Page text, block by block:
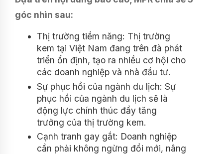
góc nhìn sau:
Thị trường tiềm năng: Thị trường
kem tại Việt Nam đang trên đà phát
triển ổn định, tạo ra nhiều cơ hội cho
các doanh nghiệp và nhà đầu tư.
Sự phục hồi của ngành du lịch: Sự
phục hồi của ngành du lịch sẽ là
động lực chính thúc đẩy tăng
trưởng của thị trường kem.
Cạnh tranh gay gắt: Doanh nghiệp
cần phải không ngừng đổi mới, nâng